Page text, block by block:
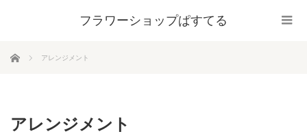
フラワーショップぱすてる
ホーム アレンジメント
アレンジメント